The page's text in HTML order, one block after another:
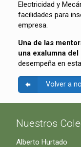
Electricidad y
facilidades para
empresa.
Una de las
una exalumna del
desempeña en
Volver a
Nuestros
Alberto Hurtado